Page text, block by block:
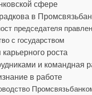
сфере
в
председателя
с государством
роста
и командная
в работе